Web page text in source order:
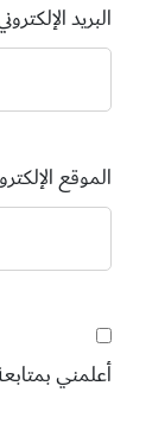
البريد
الموقع
أعلمني